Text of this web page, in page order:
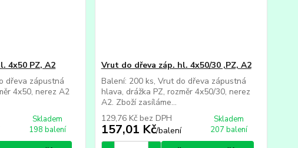
4x50 PZ, A2
dřeva zápustná
4x50, nerez A2
Skladem
198 balení
Vrut do dřeva záp. hl. 4x50/30 ,PZ, A2
Balení: 200 ks, Vrut do dřeva zápustná
hlava, drážka PZ, rozměr 4x50/30, nerez
A2. Zboží zasíláme...
157,01 Kč/balení
129,76 Kč bez DPH
Skladem
207 balení